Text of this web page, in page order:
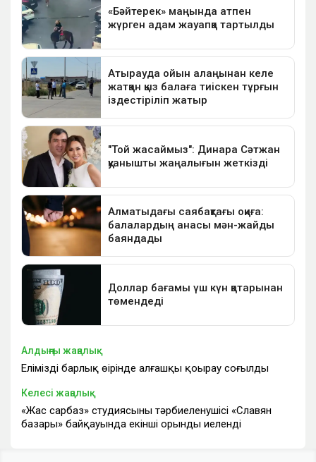
Алдыңғы жаңалық
Еліміздің барлық өңірінде алғашқы қоңырау соғылды
Келесі жаңалық
«Жас сарбаз» студиясының тәрбиеленушісі «Славян
базары» байқауында екінші орынды иеленді